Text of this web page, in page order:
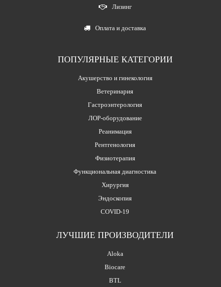
Лизинг
Оплата и доставка
ПОПУЛЯРНЫЕ КАТЕГОРИИ
Акушерство и гинекология
Ветеринария
Гастроэнтерология
ЛОР-оборудование
Реанимация
Рентгенология
Физиотерапия
Функциональная диагностика
Хирургия
Эндоскопия
COVID-19
ЛУЧШИЕ ПРОИЗВОДИТЕЛИ
Aloka
Biocare
BTL